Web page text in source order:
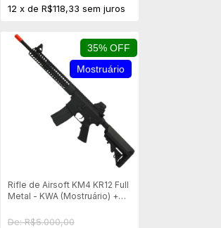
12 x de R$118,33 sem juros
35% OFF
Mostruário
Rifle de Airsoft KM4 KR12 Full
Metal - KWA (Mostruário) +
De: R$5.000,00